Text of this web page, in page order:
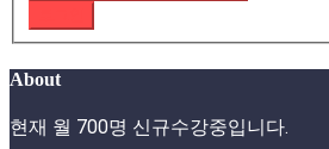
About
현재 월 700명 신규수강중입니다.